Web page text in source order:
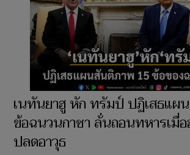
เนทันยาฮู หัก ทรัมป์ ปฏิเสธแผ
ข้อฉนวนกาซา ลั่นถอนทหารเมื่
ปลดอาวุธ